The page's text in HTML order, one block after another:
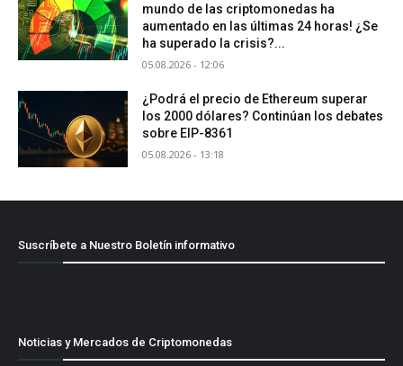
mundo de las criptomonedas ha
aumentado en las últimas 24 horas! ¿Se
ha superado la crisis?...
05.08.2026 - 12:06
¿Podrá el precio de Ethereum superar
los 2000 dólares? Continúan los debates
sobre EIP-8361
05.08.2026 - 13:18
Suscríbete a Nuestro Boletín informativo
Noticias y Mercados de Criptomonedas